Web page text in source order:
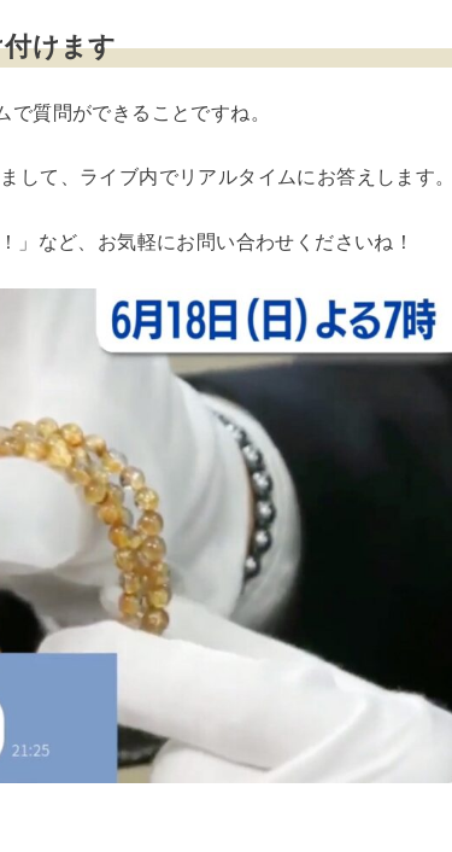
けます
質問ができることですね。
て、ライブ内でリアルタイムにお答えします。
」など、お気軽にお問い合わせくださいね！